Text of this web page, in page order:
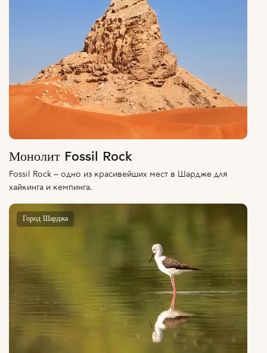
Монолит Fossil Rock
Fossil Rock — одно из красивейших мест в Шардже для
хайкинга и кемпинга.
Город Шарджа